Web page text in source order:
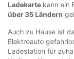
Ladekarte kann ein
über 35 Ländern
Auch zu Hause ist
Elektroauto
Ladestation für